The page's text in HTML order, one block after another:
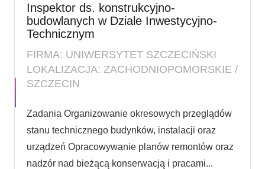
Inspektor ds. konstrukcyjno-
budowlanych w Dziale Inwestycyjno-
Technicznym
FIRMA: UNIWERSYTET SZCZECIŃSKI
LOKALIZACJA: ZACHODNIOPOMORSKIE /
SZCZECIN
Zadania Organizowanie okresowych przeglądów
stanu technicznego budynków, instalacji oraz
urządzeń Opracowywanie planów remontów oraz
nadzór nad bieżącą konserwacją i pracami...